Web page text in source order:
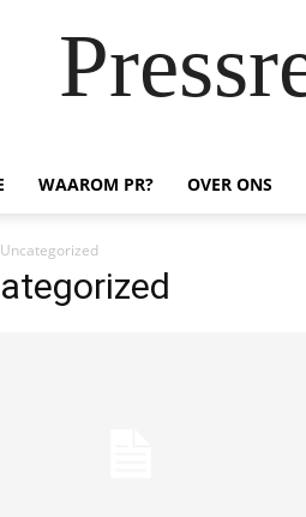
WAAROM PR? OVER ONS
Uncategorized